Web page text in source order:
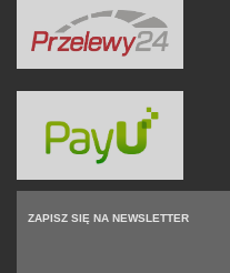
ZAPISZ SIĘ NA NEWSLETTER